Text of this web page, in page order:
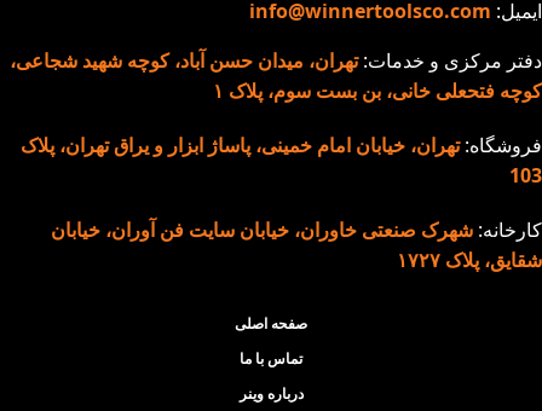
جلوگیری از برق گرفتگی
سیستم خنک کننده قدرتمند
قابلیت جوشکاری با کیفیت بالا
در الکترودهای 2.5 به صورت
ویژگی های نسل جدید
ایمیل: info@winnertoolsco.com
دفتر مرکزی و خدمات:تهران، میدان حسن آباد، کوچه شهید شجاعی،
کوچه فتحعلی خانی، بن بست سوم، پلاک ۱
فروشگاه:تهران، خیابان امام خمینی، پاساژ ابزار و یراق تهران، پلاک
103
کارخانه: شهرک صنعتی خاوران، خیابان سایت فن آوران، خیابان
شقایق، پلاک ۱۷۲۷
صفحه اصلی
تماس با ما
درباره وینر